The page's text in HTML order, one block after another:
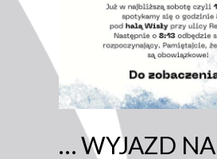
… WYJAZD NA